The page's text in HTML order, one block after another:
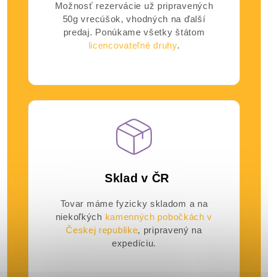
Možnosť rezervácie už pripravených
50g vrecúšok, vhodných na ďalší
predaj. Ponúkame všetky štátom
licencovateľné druhy.
Sklad v ČR
Tovar máme fyzicky skladom a na
niekoľkých kamenných pobočkách v
Českej republike, pripravený na
expedíciu.